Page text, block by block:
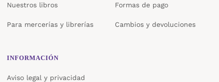
Nuestros libros
Para mercerías y librerías
Formas de pago
Cambios y devoluciones
INFORMACIÓN
Aviso legal y privacidad